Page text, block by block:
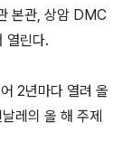
본관, 상암 DMC
열린다.
2년마다 열려 올
레의 올 해 주제